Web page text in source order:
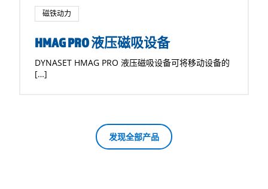
磁铁动力
HMAG PRO 液压磁吸设备
DYNASET HMAG PRO 液压磁吸设备可将移动设备的
[…]
发现全部产品